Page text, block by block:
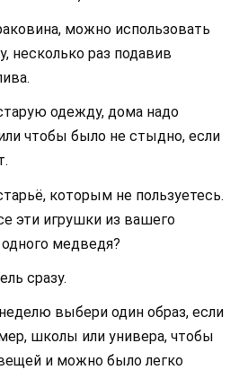
можно использовать
несколько раз подавив
одежду, дома надо
чтобы было не стыдно, если
которым не пользуетесь.
эти игрушки из вашего
медведя?
сразу.
выбери один образ, если
школы или универа, чтобы
и можно было легко